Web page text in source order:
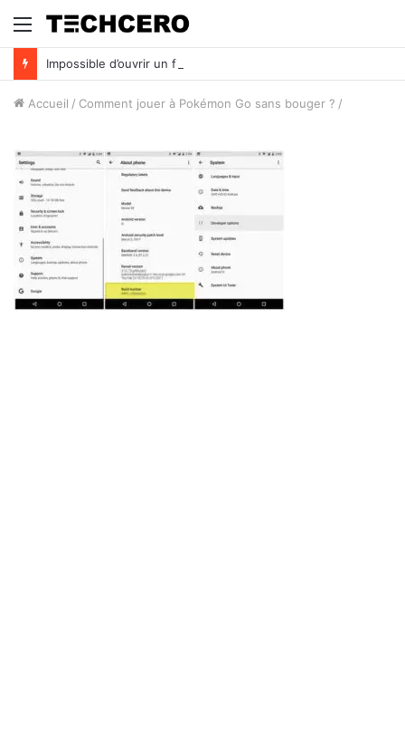
Menu
Impossible d’ouvrir un fichier Excel ? Voici 7 solutions !
Accueil / Comment jouer à Pokémon Go sans bouger ? /